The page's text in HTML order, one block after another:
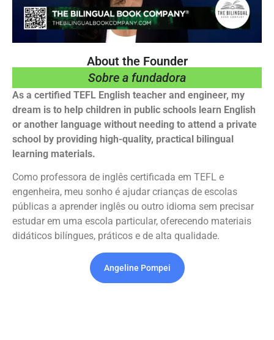
About the Founder
Sobre a fundadora
As a certified TEFL English teacher and engineer, my
dream is to help children in public schools learn English
or another language without needing to attend a private
school by providing high-quality, practical bilingual
learning materials.
Como professora de inglês certificada em TEFL e
engenheira, meu sonho é ajudar crianças de escolas
públicas a aprender inglês ou outro idioma sem precisar
estudar em uma escola particular, oferecendo materiais
didáticos bilíngues, práticos e de alta qualidade.
Angeline Pompei